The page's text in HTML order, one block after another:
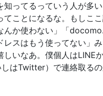
知ってるっていう人が多
てことになるな。もしこ
んか使わない」「
レスはもう使ってない」
しいなあ。僕個人はLINE
はTwitter）で連絡取るの